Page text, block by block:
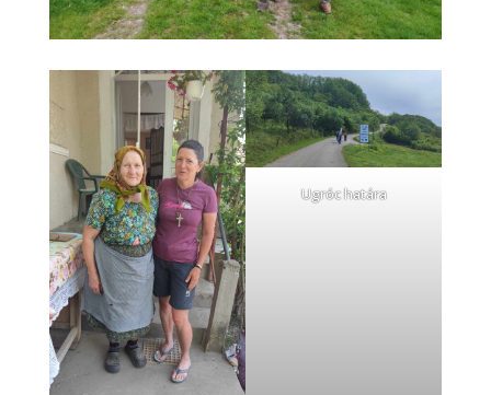
Ugróc határa